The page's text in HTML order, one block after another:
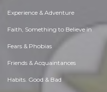
Experience & Adventure
Faith, Something to Believe in
Fears & Phobias
Friends & Acquaintances
Habits. Good & Bad